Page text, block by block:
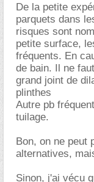
De la petite
parquets dans
risques sont
petite surface,
fréquents. En
de bain. Il ne
grand joint de
plinthes
Autre pb
tuilage.
Bon, on ne peut
alternatives,
Sinon, j'ai vécu